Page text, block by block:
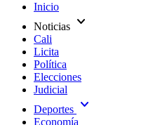
Inicio
Noticias expand_more
Cali
Licita
Política
Elecciones
Judicial
Deportes expand_more
Economía